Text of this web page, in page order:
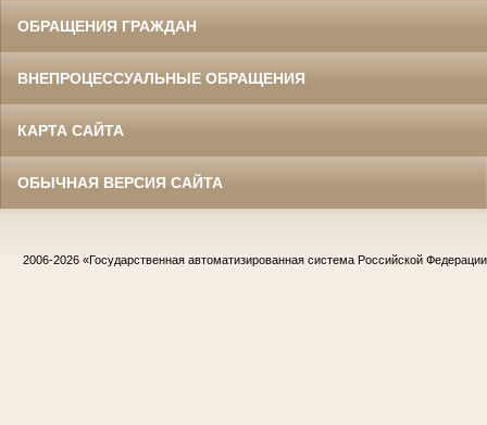
ОБРАЩЕНИЯ ГРАЖДАН
ВНЕПРОЦЕССУАЛЬНЫЕ ОБРАЩЕНИЯ
КАРТА САЙТА
ОБЫЧНАЯ ВЕРСИЯ САЙТА
2006-2026 «Государственная автоматизированная система Российской